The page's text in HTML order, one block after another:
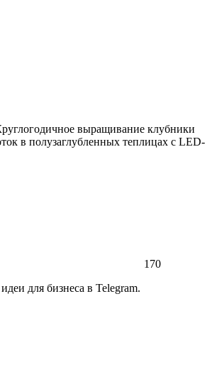
выращивание клубники
в полузаглубленных теплицах с LED-
170
для бизнеса в Telegram.